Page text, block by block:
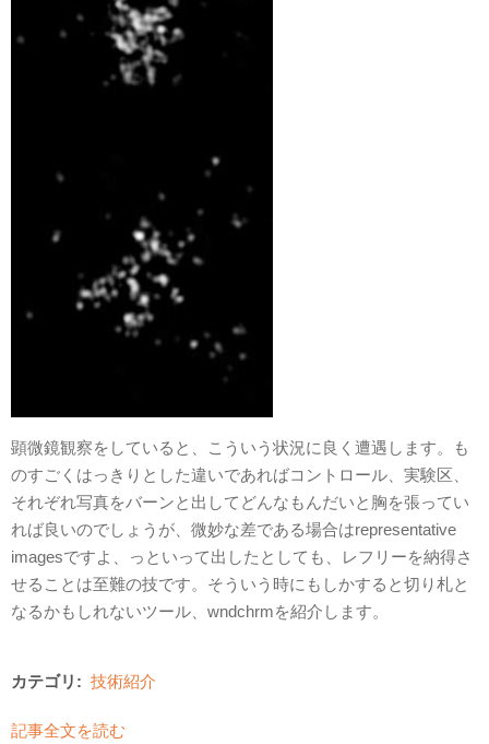
顕微鏡観察をしていると、こういう状況に良く遭遇します。も
のすごくはっきりとした違いであればコントロール、実験区、
それぞれ写真をバーンと出してどんなもんだいと胸を張ってい
れば良いのでしょうが、微妙な差である場合はrepresentative
imagesですよ、っといって出したとしても、レフリーを納得さ
せることは至難の技です。そういう時にもしかすると切り札と
なるかもしれないツール、wndchrmを紹介します。
カテゴリ: 技術紹介
記事全文を読む